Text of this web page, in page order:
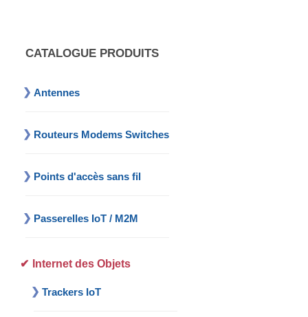
CATALOGUE PRODUITS
Antennes
Routeurs Modems Switches
Points d'accès sans fil
Passerelles IoT / M2M
Internet des Objets
Trackers IoT